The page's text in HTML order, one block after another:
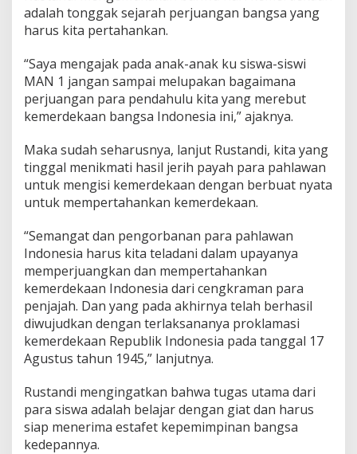
adalah tonggak sejarah perjuangan bangsa yang
harus kita pertahankan.
“Saya mengajak pada anak-anak ku siswa-siswi
MAN 1 jangan sampai melupakan bagaimana
perjuangan para pendahulu kita yang merebut
kemerdekaan bangsa Indonesia ini,” ajaknya.
Maka sudah seharusnya, lanjut Rustandi, kita yang
tinggal menikmati hasil jerih payah para pahlawan
untuk mengisi kemerdekaan dengan berbuat nyata
untuk mempertahankan kemerdekaan.
“Semangat dan pengorbanan para pahlawan
Indonesia harus kita teladani dalam upayanya
memperjuangkan dan mempertahankan
kemerdekaan Indonesia dari cengkraman para
penjajah. Dan yang pada akhirnya telah berhasil
diwujudkan dengan terlaksananya proklamasi
kemerdekaan Republik Indonesia pada tanggal 17
Agustus tahun 1945,” lanjutnya.
Rustandi mengingatkan bahwa tugas utama dari
para siswa adalah belajar dengan giat dan harus
siap menerima estafet kepemimpinan bangsa
kedepannya.